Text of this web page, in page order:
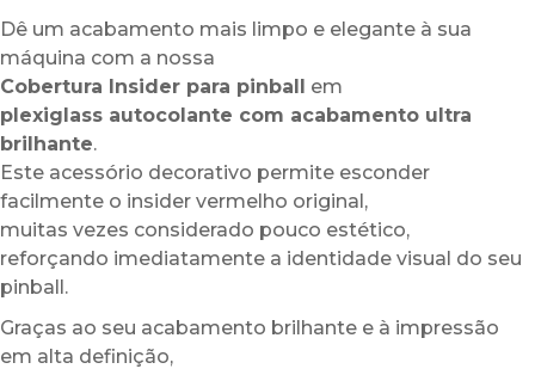
Dê um acabamento mais limpo e elegante à sua
máquina com a nossa
Cobertura Insider para pinball
em
plexiglass autocolante com acabamento ultra
brilhante.
Este acessório decorativo permite esconder
facilmente o insider vermelho original,
muitas vezes considerado pouco estético,
reforçando imediatamente a identidade visual do seu
pinball.
Graças ao seu acabamento brilhante e à impressão
em alta definição,